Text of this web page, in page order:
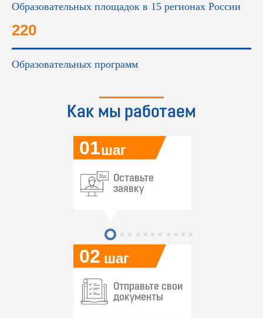
Образовательных площадок в 15 регионах России
220
Образовательных программ
Как мы работаем
02
01
Оставьте
заявку
шаг
шаг
Отправьте свои
документы